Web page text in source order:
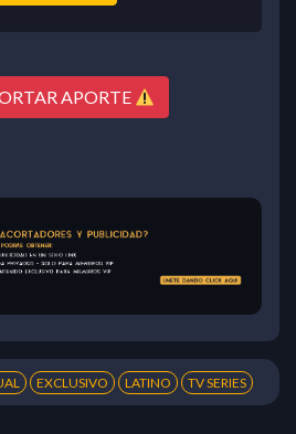
APORTE
EXCLUSIVO LATINO TV SERIES